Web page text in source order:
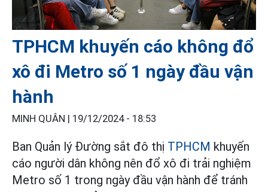
TPHCM khuyến cáo không đổ
xô đi Metro số 1 ngày đầu vận
hành
MINH QUÂN | 19/12/2024 - 18:53
Ban Quản lý Đường sắt đô thị TPHCM khuyến
cáo người dân không nên đổ xô đi trải nghiệm
Metro số 1 trong ngày đầu vận hành để tránh